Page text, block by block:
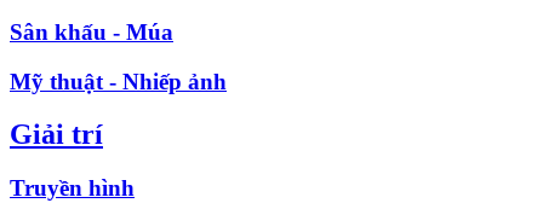
Sân khấu - Múa
Mỹ thuật - Nhiếp ảnh
Giải trí
Truyền hình